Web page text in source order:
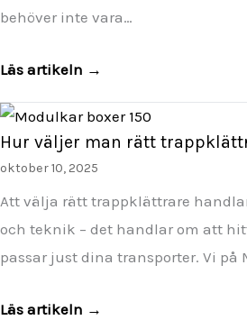
behöver inte vara…
Läs artikeln →
Hur väljer man rätt
oktober 10, 2025
Att välja rätt trappklättrare
och teknik – det handlar om att
passar just dina transporter. Vi på
Läs artikeln →